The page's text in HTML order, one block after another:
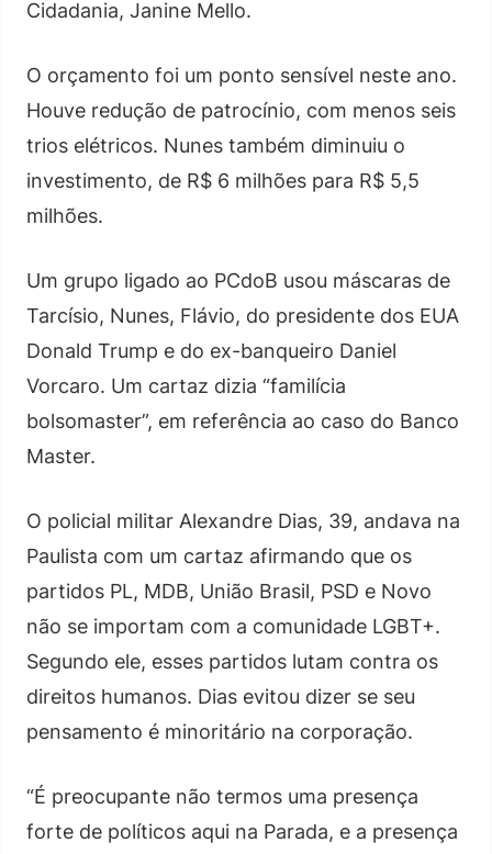
Cidadania, Janine Mello.
O orçamento foi um ponto sensível neste ano.
Houve redução de patrocínio, com menos seis
trios elétricos. Nunes também diminuiu o
investimento, de R$ 6 milhões para R$ 5,5
milhões.
Um grupo ligado ao PCdoB usou máscaras de
Tarcísio, Nunes, Flávio, do presidente dos EUA
Donald Trump e do ex-banqueiro Daniel
Vorcaro. Um cartaz dizia “familícia
bolsomaster”, em referência ao caso do Banco
Master.
O policial militar Alexandre Dias, 39, andava na
Paulista com um cartaz afirmando que os
partidos PL, MDB, União Brasil, PSD e Novo
não se importam com a comunidade LGBT+.
Segundo ele, esses partidos lutam contra os
direitos humanos. Dias evitou dizer se seu
pensamento é minoritário na corporação.
“É preocupante não termos uma presença
forte de políticos aqui na Parada, e a presença